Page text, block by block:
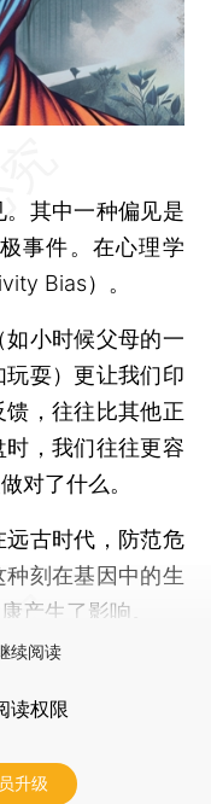
其中一种偏见是
事件。在心理学
Bias）。
小时候父母的一
耍）更让我们印
，往往比其他正
，我们往往更容
对了什么。
古时代，防范危
刻在基因中的生
产生了影响。
续阅读
读权限
升级